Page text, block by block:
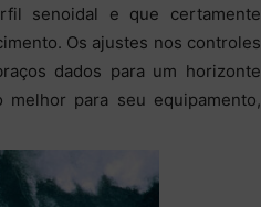
senoidal e que certamente
Os ajustes nos controles
dados para um horizonte
para seu equipamento,